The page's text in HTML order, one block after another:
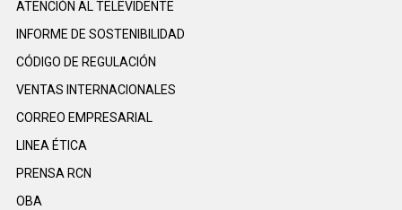
ATENCIÓN AL TELEVIDENTE
INFORME DE SOSTENIBILIDAD
CÓDIGO DE REGULACIÓN
VENTAS INTERNACIONALES
CORREO EMPRESARIAL
LINEA ÉTICA
PRENSA RCN
OBA